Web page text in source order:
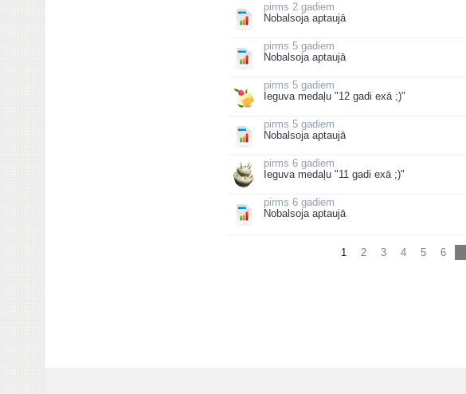
2 gadiem
Nobalsoja aptaujā
5 gadiem
Nobalsoja aptaujā
5 gadiem
Ieguva medaļu "12 gadi exā ;)"
5 gadiem
Nobalsoja aptaujā
6 gadiem
Ieguva medaļu "11 gadi exā ;)"
6 gadiem
Nobalsoja aptaujā
1 2 3 4 5 6